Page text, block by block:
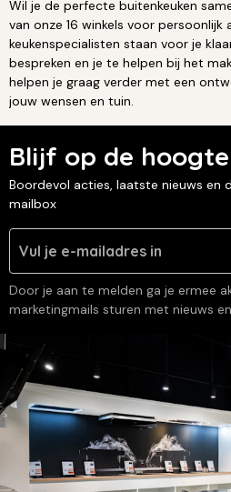
Wil je de perfecte buitenkeuken
van onze 16 winkels voor persoonlijk
keukenspecialisten staan voor je
bespreken en je te helpen bij het
helpen je graag verder met een
jouw wensen en tuin.
Blijf op de hoogte
Boordevol acties, laatste nieuws en
mailbox
Door je aan te melden ga je ermee
marketingmails sturen met nieuws